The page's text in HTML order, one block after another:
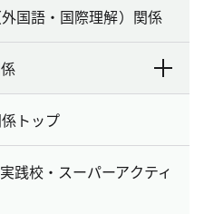
国語・国際理解）関係
トップ
践校・スーパーアクティ